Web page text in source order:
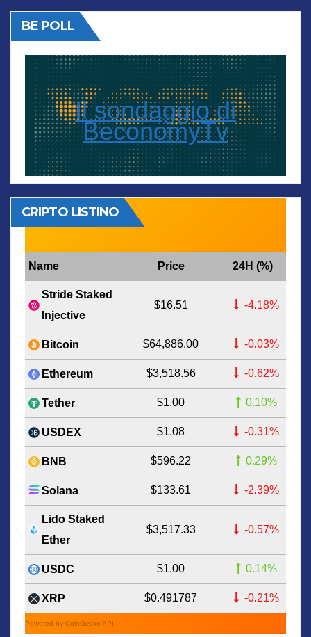
BE POLL
Il sondaggio di
BeconomyTv
CRIPTO LISTINO
Name Price 24H (%)
Stride Staked
Injective
$16.51 -4.18%
Bitcoin $64,886.00 -0.03%
Ethereum $3,518.56 -0.62%
Tether $1.00 0.10%
USDEX $1.08 -0.31%
BNB $596.22 0.29%
Solana $133.61 -2.39%
Lido Staked
Ether
$3,517.33 -0.57%
USDC $1.00 0.14%
XRP $0.491787 -0.21%
Powered by CoinGecko API